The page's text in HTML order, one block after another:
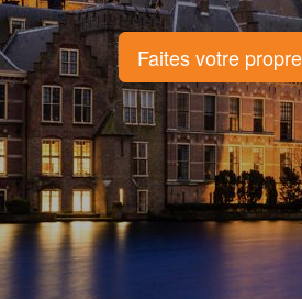
Faites votre